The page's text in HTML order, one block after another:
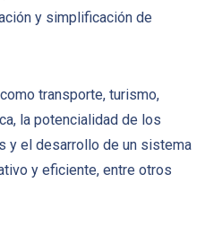
y simplificación de
transporte, turismo,
la potencialidad de los
y el desarrollo de un sistema
y eficiente, entre otros